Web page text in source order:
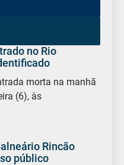
no Rio
morta na manhã
(6), às
Rincão
público